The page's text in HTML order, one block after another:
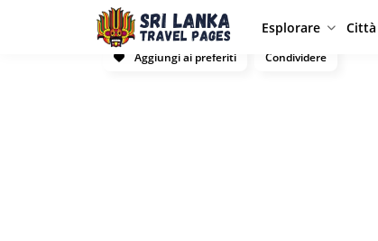
Esplorare Città
Aggiungi ai preferiti
Condividere